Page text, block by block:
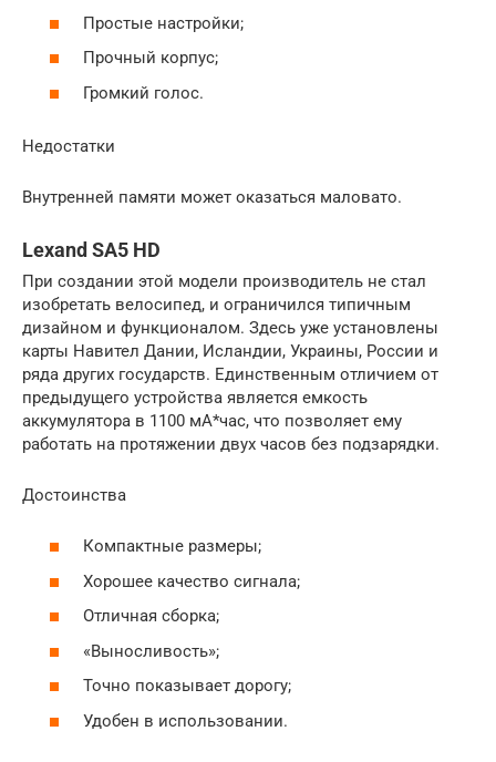
Простые настройки;
Прочный корпус;
Громкий голос.
Недостатки
Внутренней памяти может оказаться маловато.
Lexand SA5 HD
При создании этой модели производитель не стал
изобретать велосипед, и ограничился типичным
дизайном и функционалом. Здесь уже установлены
карты Навител Дании, Исландии, Украины, России и
ряда других государств. Единственным отличием от
предыдущего устройства является емкость
аккумулятора в 1100 мА*час, что позволяет ему
работать на протяжении двух часов без подзарядки.
Достоинства
Компактные размеры;
Хорошее качество сигнала;
Отличная сборка;
«Выносливость»;
Точно показывает дорогу;
Удобен в использовании.